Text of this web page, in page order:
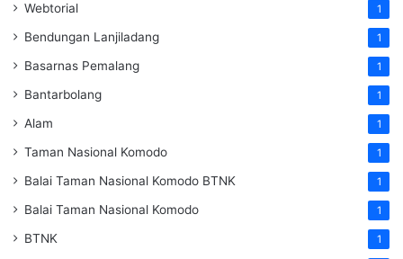
Webtorial 1
Bendungan Lanjiladang 1
Basarnas Pemalang 1
Bantarbolang 1
Alam 1
Taman Nasional Komodo 1
Balai Taman Nasional Komodo BTNK 1
Balai Taman Nasional Komodo 1
BTNK 1